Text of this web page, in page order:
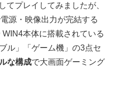
てプレイしてみましたが、
源・映像出力が完結する
WIN4本体に搭載されている
ル」「ゲーム機」の3点セ
な構成で大画面ゲーミング